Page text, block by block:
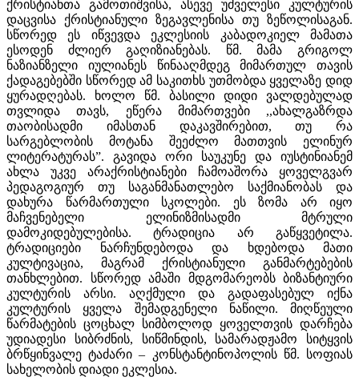
ქრისტიანთა გამოთიშვისა, ასევე უძველესი კულტურის
დაცვისა ქრისტიანული ზეგავლენისა თუ ზეწოლისაგან.
სწორედ ეს იწვევდა ეკლესიის კაბადოკიელ მამათა
ესოდენ ძლიერ გაღიზიანებას. წმ. მამა გრიგოლ
ნაზიანზელი იულიანეს წინააღმდეგ მიმართულ თავის
ქადაგებებში სწორედ ამ საკითხს უთმობდა ყველაზე დიდ
ყურადღებას. ხოლო წმ. ბასილი დიდი ვალდებულად
თვლიდა თავს, ეწერა მიმართვები ,,ახალგაზრდა
თაობისადმი იმასთან დაკავშირებით, თუ რა
სარგებლობის მოტანა შეეძლო მათთვის ელინურ
ლიტერატურას”. გავიდა ორი საუკუნე და იუსტინიანემ
ახლა უკვე არაქრისტიანები ჩამოაშორა ყოველგვარ
პედაგოგიურ თუ საგანმანათლებო საქმიანობას და
დახურა წარმართული სკოლები. ეს ზომა არ იყო
მაჩვენებელი ელინიზმისადმი მტრული
დამოკიდებულებისა. ტრადიცია არ გაწყვეტილა.
ტრადიციები ნარჩუნდებოდა და ხდებოდა მათი
კულტივაცია, მაგრამ ქრისტიანული განმარტებების
თანხლებით. სწორედ ამაში მდგომარეობს ბიზანტიური
კულტურის არსი. აღქმული და გადაფასებულ იქნა
კულტურის ყველა შემადგენელი ნაწილი. მიღწეული
წარმატების ცოცხალ სიმბოლოდ ყოველთვის დარჩება
უდიადესი სიბრძნის, სიწმინდის, სამარადჟამო სიტყვის
ბრწყინვალე ტაძარი – კონსტანტინოპოლის წმ. სოფიას
სახელობის დიადი ეკლესია.